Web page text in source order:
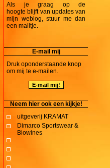
Als je graag op de
hoogte blijft van updates van
mijn weblog, stuur me dan
een mailtje.
E-mail mij
Druk oponderstaande knop
om mij te e-mailen.
Neem hier ook een kijkje!
uitgeverij KRAMAT
Dimarco Sportswear &
Biowines